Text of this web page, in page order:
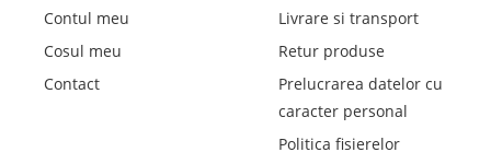
Contul meu
Cosul meu
Contact
Livrare si transport
Retur produse
Prelucrarea datelor cu
caracter personal
Politica fisierelor